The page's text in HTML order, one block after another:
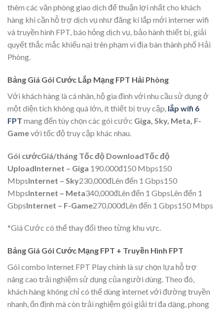
thêm các văn phòng giao dịch để thuận lợi nhất cho khách
hàng khi cần hỗ trợ dịch vụ như đăng kí lắp mới interner wifi
và truyền hình FPT, báo hỏng dịch vụ, bảo hành thiết bị, giải
quyết thắc mắc khiếu nại trên phạm vi địa bàn thành phố Hải
Phòng.
Bảng Giá Gói Cước Lắp Mạng FPT Hải Phòng
Với khách hàng là cá nhân, hộ gia đình với nhu cầu sử dụng ở
một diện tích không quá lớn, ít thiết bị truy cập, lắp wifi 6
FPT mang đến tùy chọn các gói cước Giga, Sky, Meta, F-
Gamevới tốc độ truy cập khác nhau.
Gói cướcGiá/tháng Tốc độ DownloadTốc độ
UploadInternet – Giga 190.000đ150 Mbps150
MbpsInternet – Sky230,000đLên đến 1 Gbps150
MbpsInternet – Meta340,000đLên đến 1 GbpsLên đến 1
GbpsInternet – F-Game270,000đLên đến 1 Gbps150 Mbps
*Giá Cước có thể thay đổi theo từng khu vực.
Bảng Giá Gói Cước Mạng FPT + Truyền Hình FPT
Gói combo Internet FPT Play chính là sự chọn lựa hỗ trợ
nâng cao trải nghiệm sử dụng của người dùng. Theo đó,
khách hàng không chỉ có thể dùng internet với đường truyền
nhanh, ổn định mà còn trải nghiệm gói giải trí đa dạng, phong